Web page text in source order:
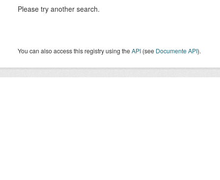
Please try another search.
You can also access this registry using theAPI (see Documente API).